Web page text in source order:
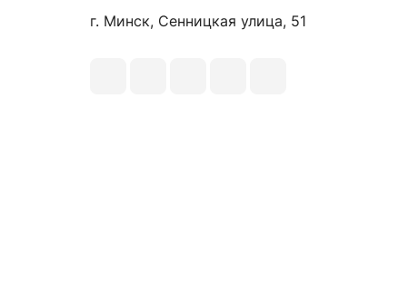
г. Минск, Сенницкая улица, 51